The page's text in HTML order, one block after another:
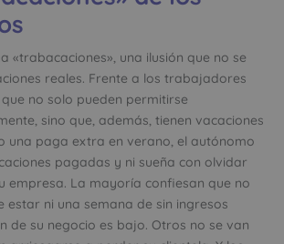
«trabacaciones», una ilusión que no se
reales. Frente a los trabajadores
no solo pueden permitirse
sino que, además, tienen vacaciones
una paga extra en verano, el autónomo
pagadas y ni sueña con olvidar
empresa. La mayoría confiesan que no
estar ni una semana de sin ingresos
de su negocio es bajo. Otros no se van